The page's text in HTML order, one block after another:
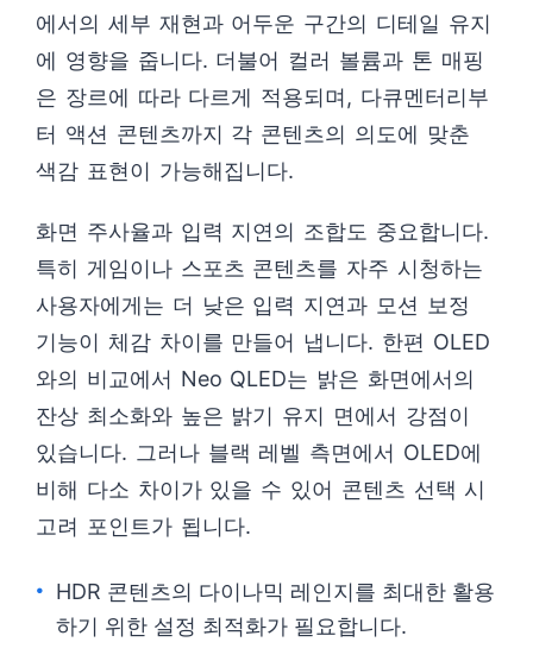
에서의 세부 재현과 어두운 구간의 디테일 유지
에 영향을 줍니다. 더불어 컬러 볼륨과 톤 매핑
은 장르에 따라 다르게 적용되며, 다큐멘터리부
터 액션 콘텐츠까지 각 콘텐츠의 의도에 맞춘
색감 표현이 가능해집니다.
화면 주사율과 입력 지연의 조합도 중요합니다.
특히 게임이나 스포츠 콘텐츠를 자주 시청하는
사용자에게는 더 낮은 입력 지연과 모션 보정
기능이 체감 차이를 만들어 냅니다. 한편 OLED
와의 비교에서 Neo QLED는 밝은 화면에서의
잔상 최소화와 높은 밝기 유지 면에서 강점이
있습니다. 그러나 블랙 레벨 측면에서 OLED에
비해 다소 차이가 있을 수 있어 콘텐츠 선택 시
고려 포인트가 됩니다.
HDR 콘텐츠의 다이나믹 레인지를 최대한 활용
하기 위한 설정 최적화가 필요합니다.